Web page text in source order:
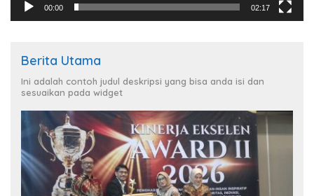
00:00 02:17
Berita Utama
Ini adalah contoh judul deskripsi yang bisa anda isi dan
sesuaikan pada widget